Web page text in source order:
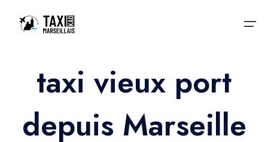
Accueil
Nos services
Nos services
taxi vieux port
depuis Marseille